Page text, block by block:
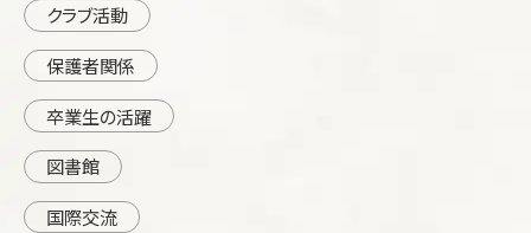
クラブ活動
保護者関係
卒業生の活躍
図書館
国際交流